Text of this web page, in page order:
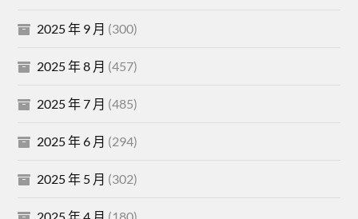
2025 年 9 月 (300)
2025 年 8 月 (457)
2025 年 7 月 (485)
2025 年 6 月 (294)
2025 年 5 月 (302)